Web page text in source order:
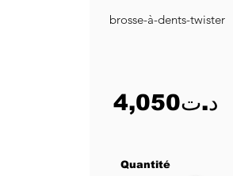
brosse-à-dents-twister
4,050د.ت
Quantité